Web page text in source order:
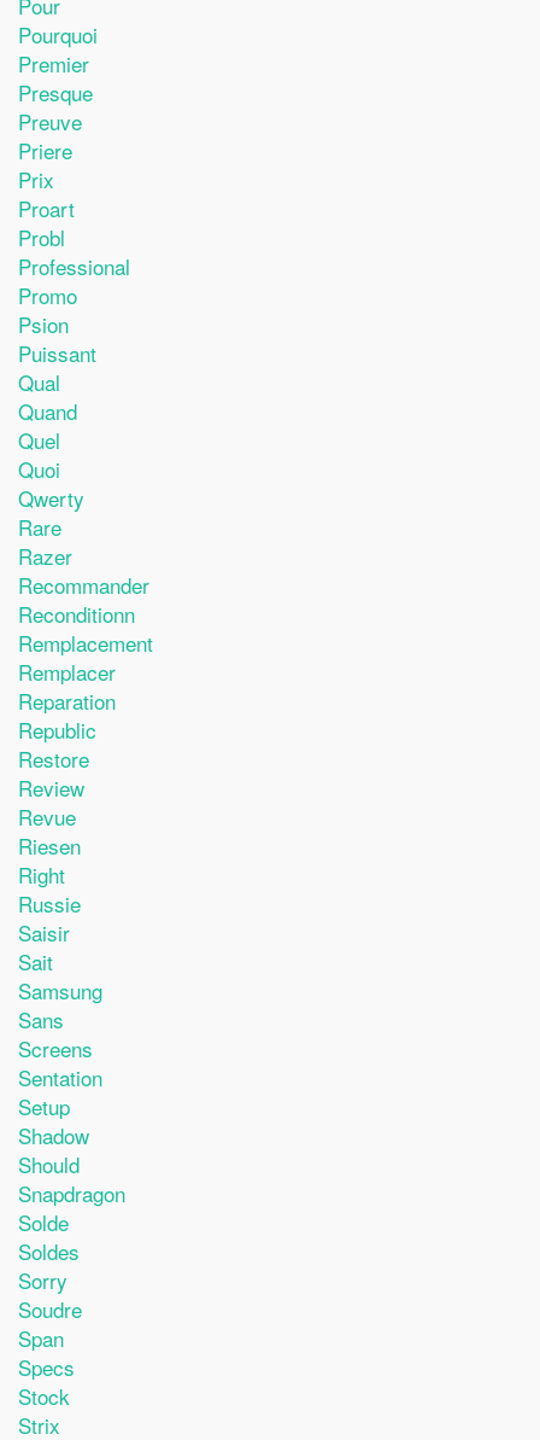
Pourquoi
Premier
Presque
Preuve
Priere
Prix
Proart
Probl
Professional
Promo
Psion
Puissant
Qual
Quand
Quel
Quoi
Qwerty
Rare
Razer
Recommander
Reconditionn
Remplacement
Remplacer
Reparation
Republic
Restore
Review
Revue
Riesen
Right
Russie
Saisir
Sait
Samsung
Sans
Screens
Sentation
Setup
Shadow
Should
Snapdragon
Solde
Soldes
Sorry
Soudre
Span
Specs
Stock
Strix